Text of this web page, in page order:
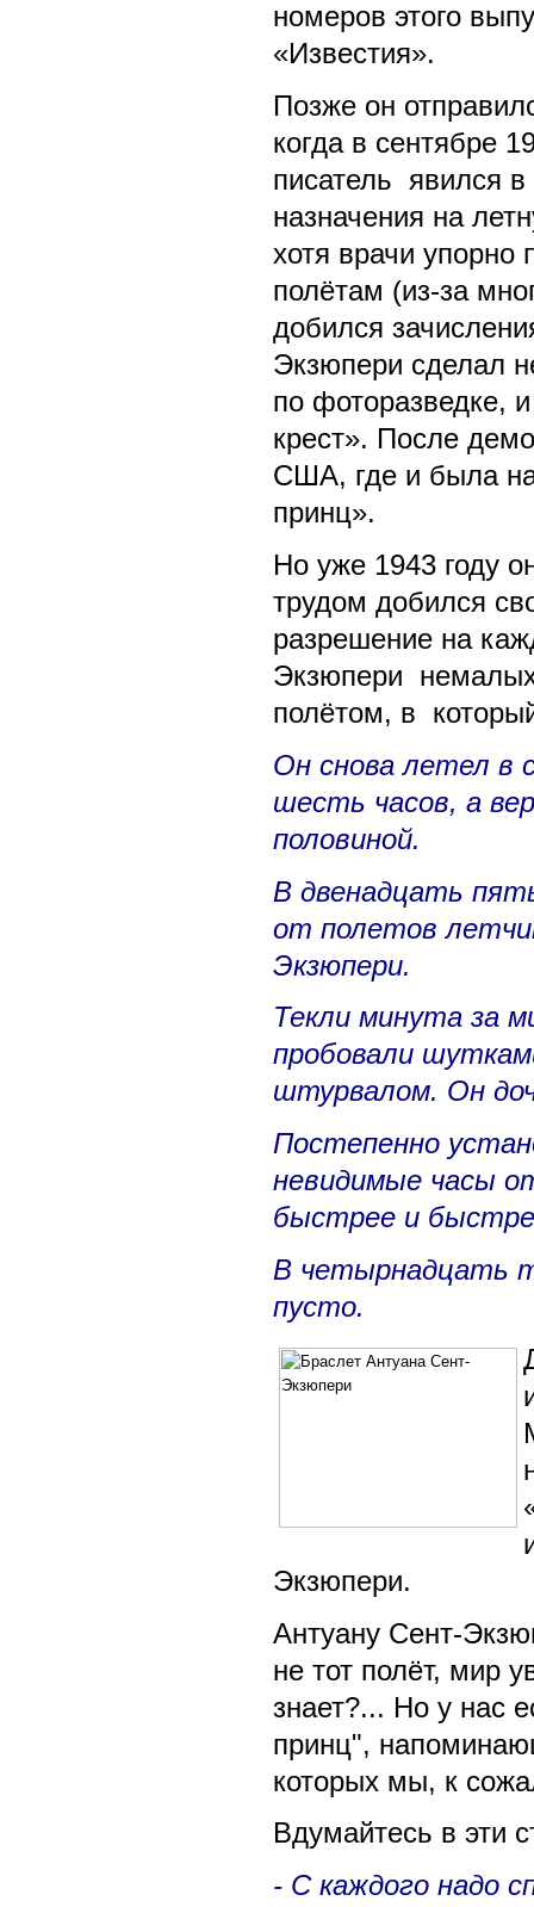
номеров этого
«Известия».
Позже он
когда в сентябре
писатель явился
назначения на
хотя врачи упорно
полётам (из-за
добился
Экзюпери сделал
по фоторазведке,
крест». После
США, где и была
принц».
Но уже 1943 году
трудом добился
разрешение на
Экзюпери
полётом, в
Он снова летел в
шесть часов, а
половиной.
В двенадцать
от полетов
Экзюпери.
Текли минута за
пробовали
штурвалом. Он
Постепенно
невидимые часы
быстрее и
В четырнадцать
пусто.
Экзюпери.
Антуану Сент-
не тот полёт, мир
знает?... Но у нас
принц",
которых мы, к
Вдумайтесь в эти
- С каждого надо